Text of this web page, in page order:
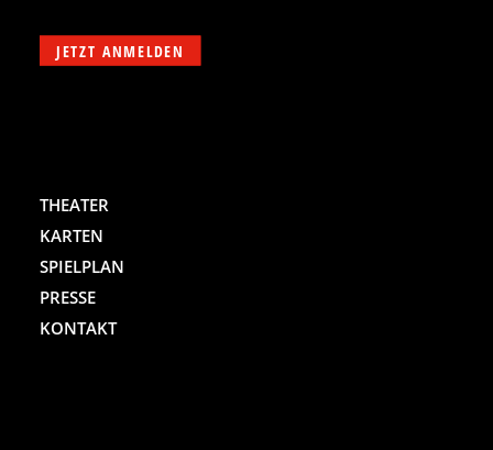
JETZT ANMELDEN
THEATER
KARTEN
SPIELPLAN
PRESSE
KONTAKT